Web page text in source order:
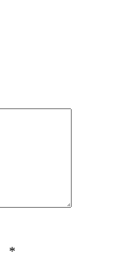
*